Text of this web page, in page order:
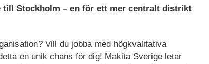
till Stockholm – en för ett mer centralt distrikt
Vill du jobba med högkvalitativa
en unik chans för dig! Makita Sverige letar